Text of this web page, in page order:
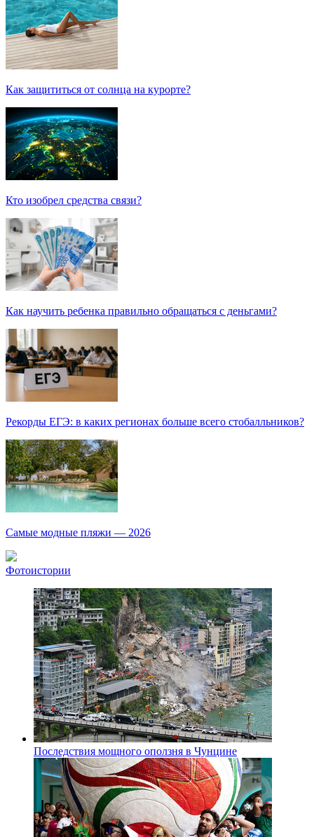
Как защититься от солнца на курорте?
Кто изобрел средства связи?
Как научить ребенка правильно обращаться с деньгами?
Рекорды ЕГЭ: в каких регионах больше всего стобалльников?
Самые модные пляжи — 2026
Фотоистории
Последствия мощного оползня в Чунцине